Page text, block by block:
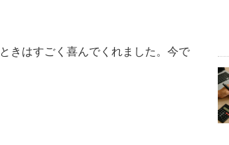
きはすごく喜んでくれました。今で